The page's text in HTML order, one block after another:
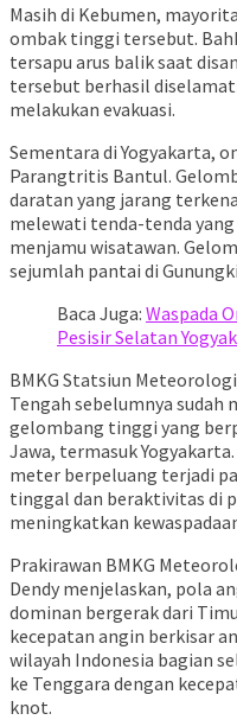
Masih di Kebumen,
ombak tinggi tersebut.
tersapu arus balik saat
tersebut berhasil
melakukan evakuasi.
Sementara di Yogyakarta,
Parangtritis Bantul.
daratan yang jarang
melewati tenda-tenda
menjamu wisatawan.
sejumlah pantai di
Baca Juga: Waspada
Pesisir Selatan
BMKG Statsiun
Tengah sebelumnya
gelombang tinggi yang
Jawa, termasuk
meter berpeluang terjadi
tinggal dan beraktivitas di
meningkatkan
Prakirawan BMKG
Dendy menjelaskan, pola
dominan bergerak dari
kecepatan angin berkisar
wilayah Indonesia bagian
ke Tenggara dengan
knot.